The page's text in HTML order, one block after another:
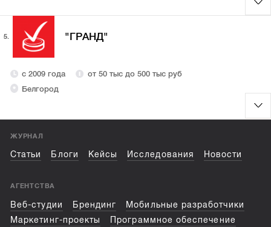
5. "ГРАНД"
с 2009 года
от 50 тыс до 500 тыс руб
Белгород
ЖУРНАЛ
Статьи Блоги Кейсы Исследования Новости
АГЕНТСТВА
Веб-студии Брендинг
Мобильные разработчики
Маркетинг-проекты
Программное обеспечение